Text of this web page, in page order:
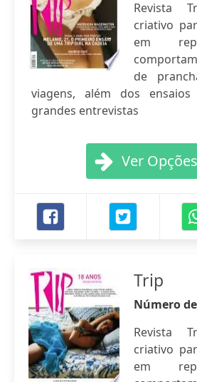
Revista
criativo
em
de
viagens, além dos
grandes entrevistas
Ver Opções
Trip
Número
Revista
criativo
em